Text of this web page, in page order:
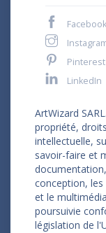
Facebook
Pinterest
LinkedIn
ArtWizard
propriété,
intellectuelle,
savoir-faire et
conception,
et le
poursuivie
législation de